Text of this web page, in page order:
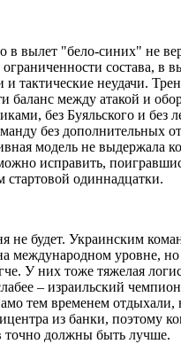
в вылет "бело-синих" не
состава, в
тактические неудачи.
баланс между атакой и
без Буяльского и без
без дополнительных
модель не выдержала
исправить,
стартовой одиннадцатки.
не будет. Украинским
международном уровне,
У них тоже тяжелая
– израильский
тем временем отдыхали,
из банки, поэтому
точно должны быть лучше.